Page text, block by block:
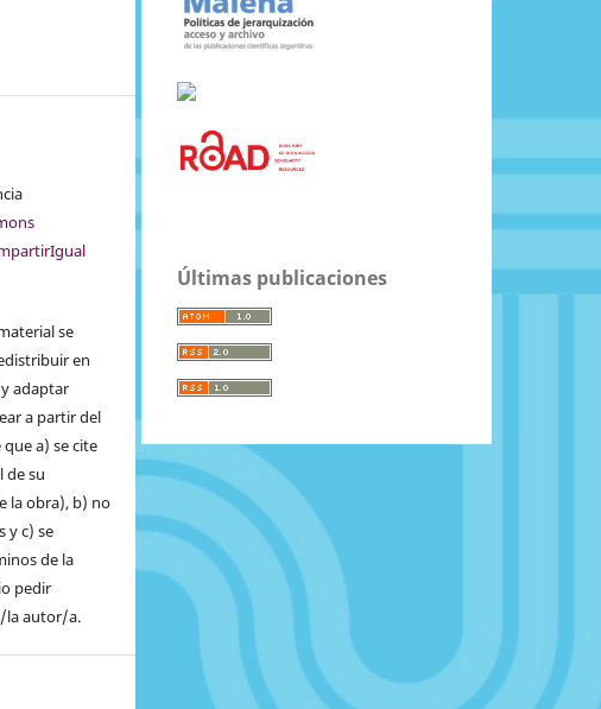
se
en
adaptar
a partir del
a) se cite
de su
la obra), b) no
y c) se
de la
pedir
la autor/a.
Últimas publicaciones